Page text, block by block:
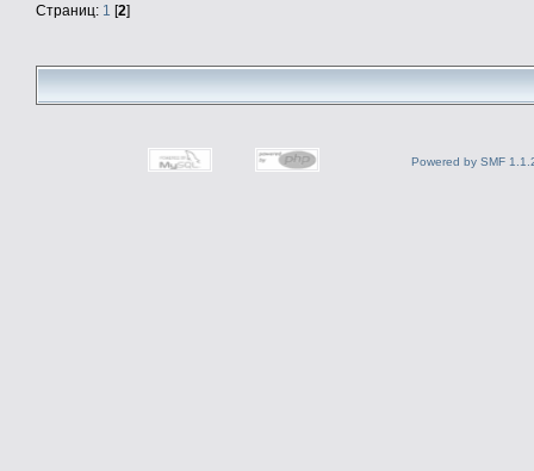
Страниц: 1 [2]
Powered by SMF